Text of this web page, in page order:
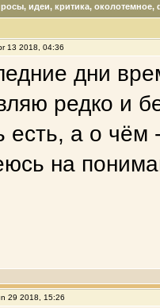
идеи, критика, околотемное,
13 2018, 04:36
дни
редко и
есть, а о
на
29 2018, 15:26